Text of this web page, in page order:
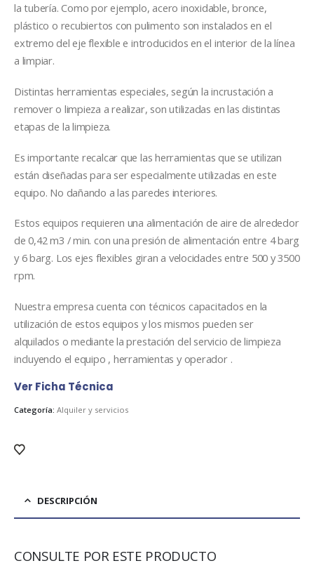
la tubería. Como por ejemplo, acero inoxidable, bronce,
plástico o recubiertos con pulimento son instalados en el
extremo del eje flexible e introducidos en el interior de la línea
a limpiar.
Distintas herramientas especiales, según la incrustación a
remover o limpieza a realizar, son utilizadas en las distintas
etapas de la limpieza.
Es importante recalcar que las herramientas que se utilizan
están diseñadas para ser especialmente utilizadas en este
equipo. No dañando a las paredes interiores.
Estos equipos requieren una alimentación de aire de alrededor
de 0,42 m3 / min. con una presión de alimentación entre 4 barg
y 6 barg. Los ejes flexibles giran a velocidades entre 500 y 3500
rpm.
Nuestra empresa cuenta con técnicos capacitados en la
utilización de estos equipos y los mismos pueden ser
alquilados o mediante la prestación del servicio de limpieza
incluyendo el equipo , herramientas y operador .
Ver Ficha Técnica
Categoría: Alquiler y servicios
DESCRIPCIÓN
CONSULTE POR ESTE PRODUCTO